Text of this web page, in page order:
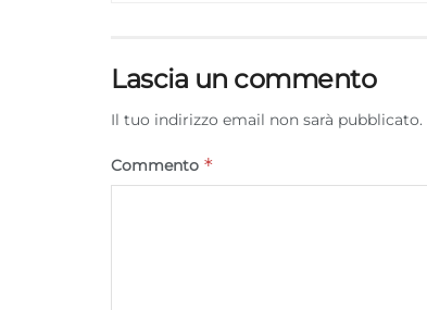
Lascia un commento
Il tuo indirizzo email non sarà pubblicato.
Commento *